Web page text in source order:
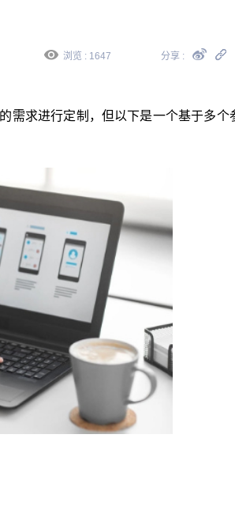
浏览 : 1647 分享 :
需求进行定制，但以下是一个基于多个